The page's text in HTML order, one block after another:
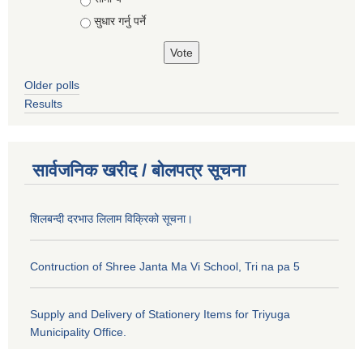
सुधार गर्नु पर्ने
Older polls
Results
सार्वजनिक खरीद / बोलपत्र सूचना
शिलबन्दी दरभाउ लिलाम विक्रिको सूचना।
Contruction of Shree Janta Ma Vi School, Tri na pa 5
Supply and Delivery of Stationery Items for Triyuga
Municipality Office.